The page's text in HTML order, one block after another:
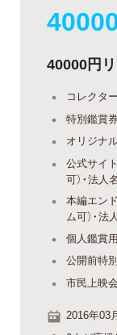
40000円
コレクタ
特別鑑賞
オリジナ
公式サイ
可）・法人
本編エン
ム可）・法
個人鑑賞
公開前特
市民上映会
2016年03